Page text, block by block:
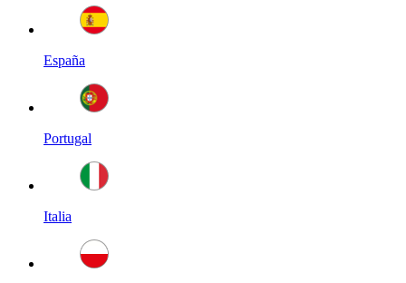
España
Portugal
Italia